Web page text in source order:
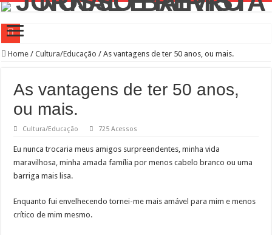
Campanha de Multivacinação começa nos 645 municípios de SP
Pedal de Ativação da Trilha Interparques abrem inscrições para maior trilha de
2º Festival Nordeste in Sampa no CTN durante o mês de agosto
2ª Reunião Ordinária do Comitê Diretivo da Distrital Oeste da ACSP
Jornada do Patrimônio 2026 abre inscrições para programação de cursos
Sobrou pizza? Guardar na caixa dentro da geladeira pode ser um erro, veja o
9ª Semana Municipal da Primeira Infância
Home / Cultura/Educação / As vantagens de ter 50 anos, ou mais.
As vantagens de ter 50 anos,
ou mais.
Cultura/Educação 725 Acessos
Eu nunca trocaria meus amigos surpreendentes, minha vida
maravilhosa, minha amada família por menos cabelo branco ou uma
barriga mais lisa.
Enquanto fui envelhecendo tornei-me mais amável para mim e menos
crítico de mim mesmo.